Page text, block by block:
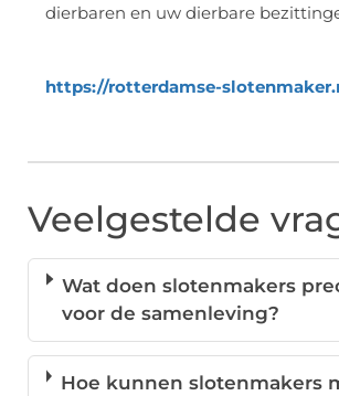
dierbaren en uw dierbare
https://rotterdamse-
Veelgestelde
Wat doen slotenmakers
voor de samenleving?
Hoe kunnen slotenmakers